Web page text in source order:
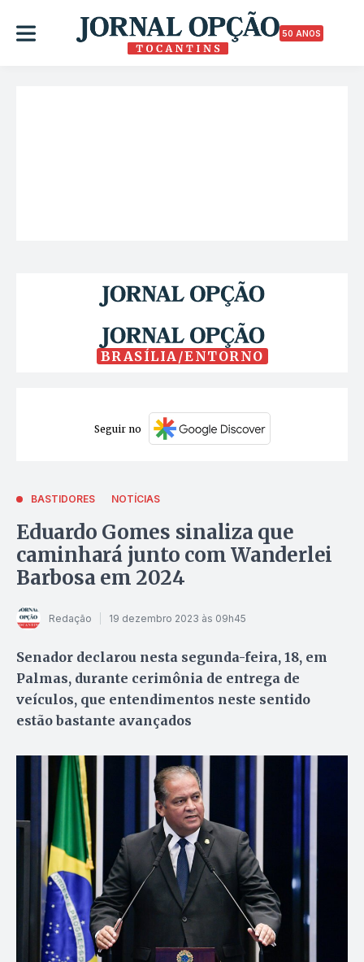
50 ANOS
BRASÍLIA/ENTORNO
Seguir no
BASTIDORES NOTÍCIAS
Eduardo Gomes sinaliza que
caminhará junto com Wanderlei
Barbosa em 2024
Redação 19 dezembro 2023 às 09h45
Senador declarou nesta segunda-feira, 18, em
Palmas, durante cerimônia de entrega de
veículos, que entendimentos neste sentido
estão bastante avançados